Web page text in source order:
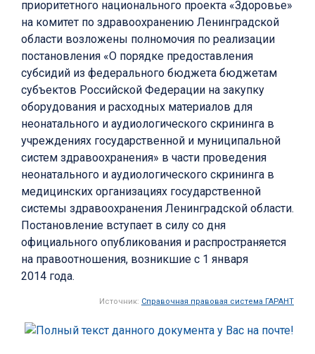
приоритетного национального проекта «Здоровье»
на комитет по здравоохранению Ленинградской
области возложены полномочия по реализации
постановления «О порядке предоставления
субсидий из федерального бюджета бюджетам
субъектов Российской Федерации на закупку
оборудования и расходных материалов для
неонатального и аудиологического скрининга в
учреждениях государственной и муниципальной
систем здравоохранения» в части проведения
неонатального и аудиологического скрининга в
медицинских организациях государственной
системы здравоохранения Ленинградской области.
Постановление вступает в силу со дня
официального опубликования и распространяется
на правоотношения, возникшие с 1 января
2014 года.
Источник: Справочная правовая система ГАРАНТ